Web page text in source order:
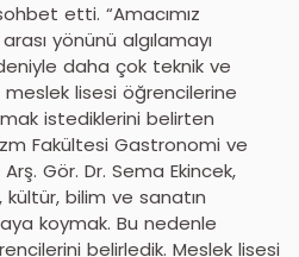
etti. “Amacımız
yönünü algılamayı
daha çok teknik ve
lisesi öğrencilerine
istediklerini belirten
Fakültesi Gastronomi ve
Gör. Dr. Sema Ekincek,
kültür, bilim ve sanatın
koymak. Bu nedenle
belirledik. Meslek lisesi